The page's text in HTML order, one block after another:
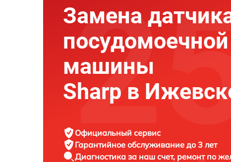
Замена
посудомоечной
машины
Sharp в
Официальный сервис
Гарантийное обслуживание до 3 лет
Диагностика за наш счет, ремонт по